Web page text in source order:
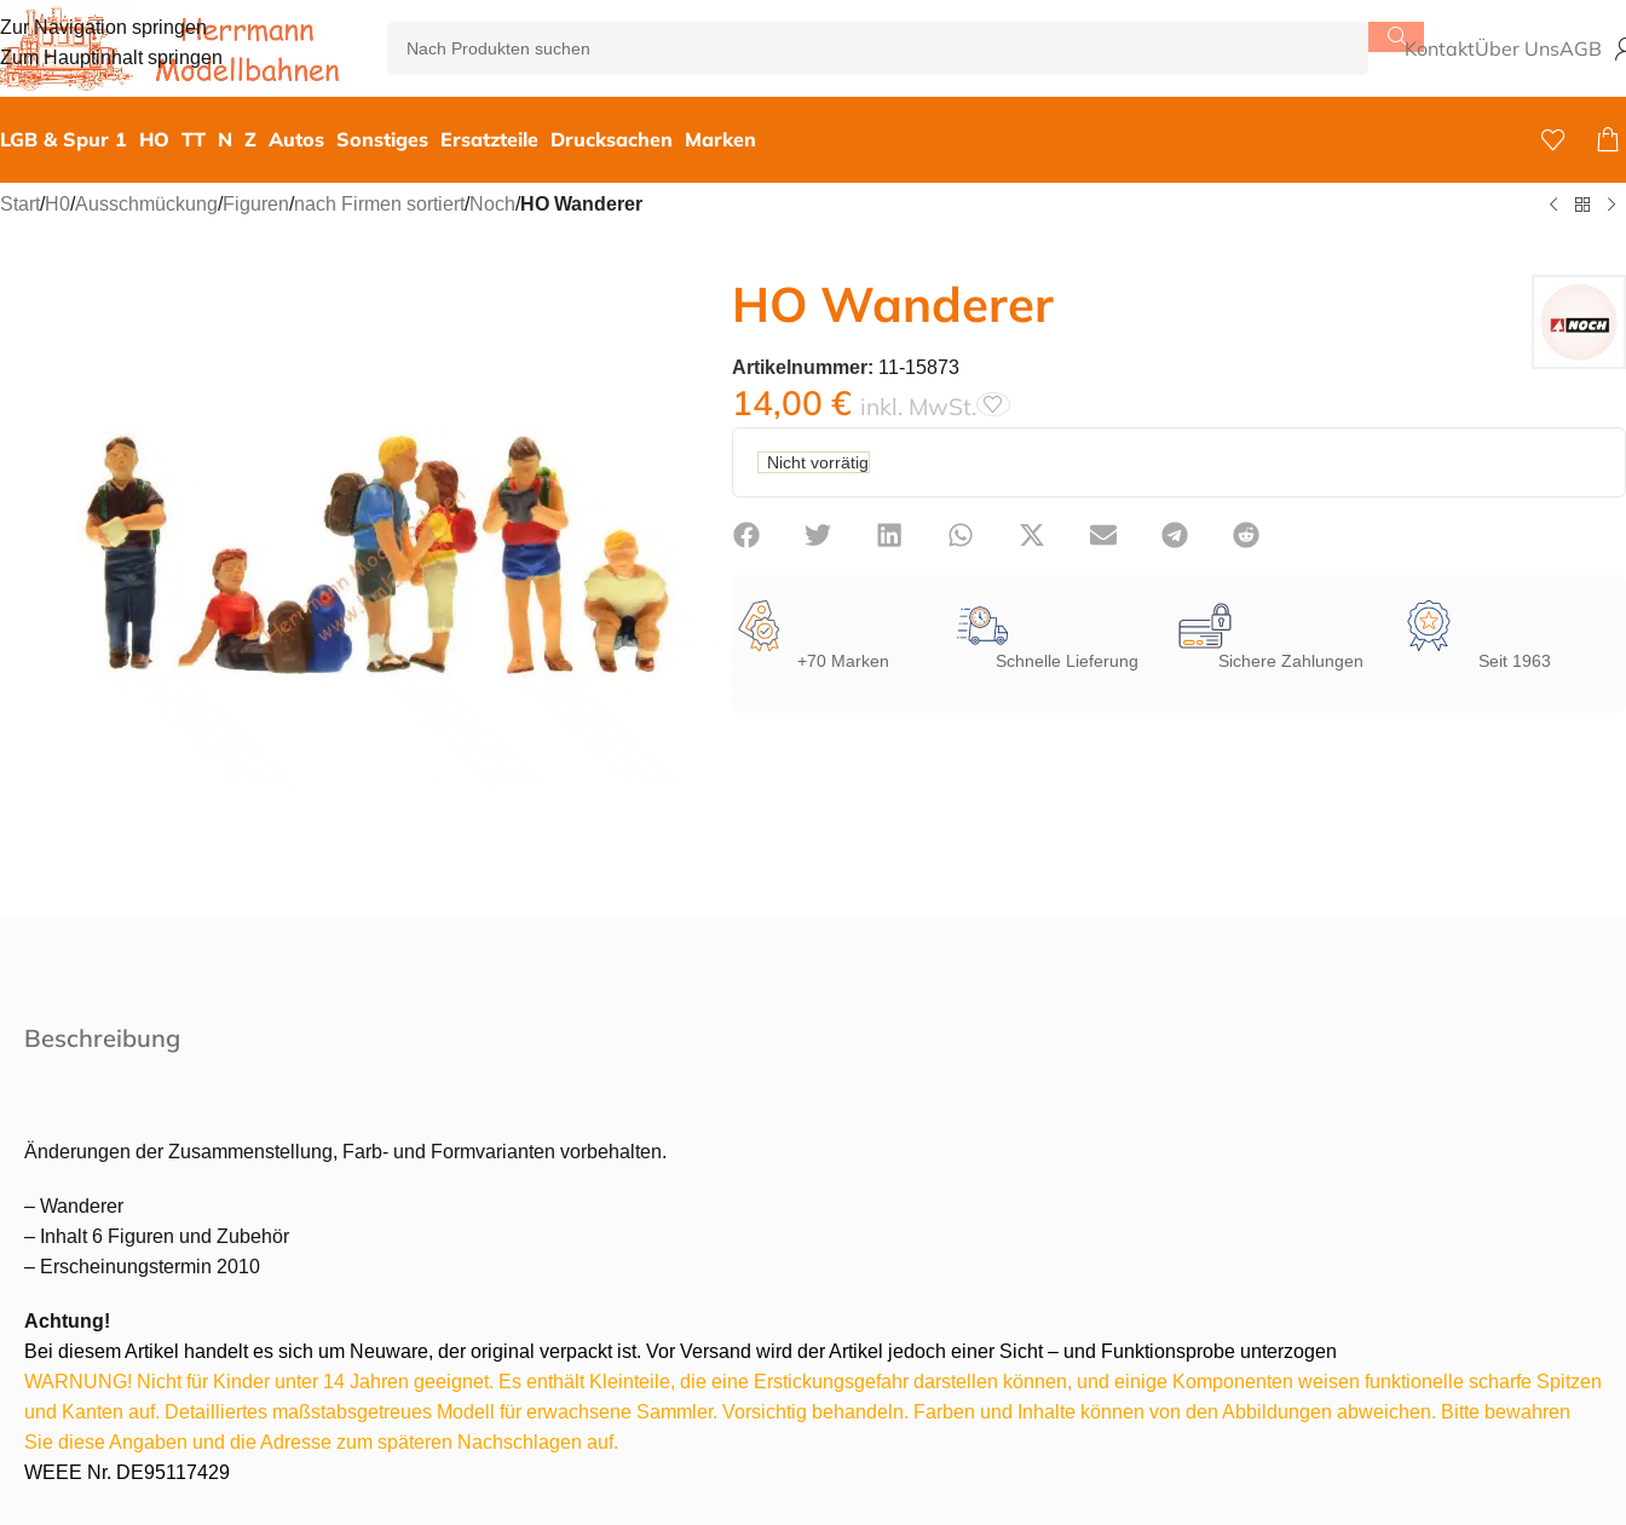
Zur Navigation springen
Zum Hauptinhalt springen
KontaktÜber UnsAGB
LGB & Spur 1 HO TT N Z Autos Sonstiges Ersatzteile Drucksachen Marken
Start/H0/Ausschmückung/Figuren/nach Firmen sortiert/Noch/HO Wanderer
HO Wanderer
Artikelnummer: 11-15873
14,00 € inkl. MwSt.
Nicht vorrätig
+70 Marken Schnelle Lieferung Sichere Zahlungen Seit 1963
Beschreibung
Änderungen der Zusammenstellung, Farb- und Formvarianten vorbehalten.
– Wanderer
– Inhalt 6 Figuren und Zubehör
– Erscheinungstermin 2010
Achtung!
Bei diesem Artikel handelt es sich um Neuware, der original verpackt ist. Vor Versand wird der Artikel jedoch einer Sicht – und Funktionsprobe unterzogen
WARNUNG! Nicht für Kinder unter 14 Jahren geeignet. Es enthält Kleinteile, die eine Erstickungsgefahr darstellen können, und einige Komponenten weisen funktionelle scharfe Spitzen
und Kanten auf. Detailliertes maßstabsgetreues Modell für erwachsene Sammler. Vorsichtig behandeln. Farben und Inhalte können von den Abbildungen abweichen. Bitte bewahren
Sie diese Angaben und die Adresse zum späteren Nachschlagen auf.
WEEE Nr. DE95117429